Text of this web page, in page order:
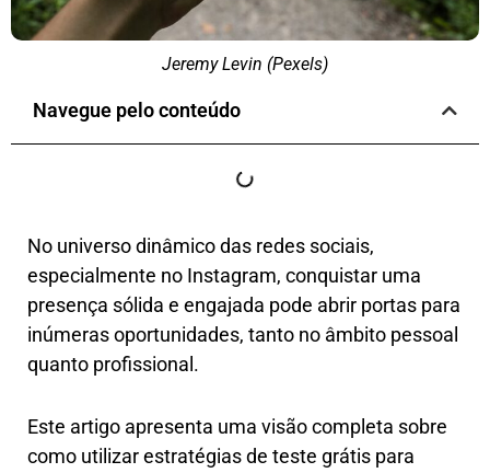
Jeremy Levin (Pexels)
Navegue pelo conteúdo
No universo dinâmico das redes sociais,
especialmente no Instagram, conquistar uma
presença sólida e engajada pode abrir portas para
inúmeras oportunidades, tanto no âmbito pessoal
quanto profissional.
Este artigo apresenta uma visão completa sobre
como utilizar estratégias de teste grátis para